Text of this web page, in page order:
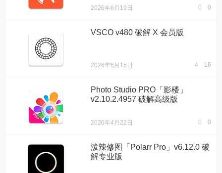
2026年6月19日 0 0
VSCO v480 破解 X 会员版
2026年6月15日 4 16
Photo Studio PRO「影楼」
v2.10.2.4957 破解高级版
2026年4月22日 0 0
泼辣修图「Polarr Pro」v6.12.0 破
解专业版